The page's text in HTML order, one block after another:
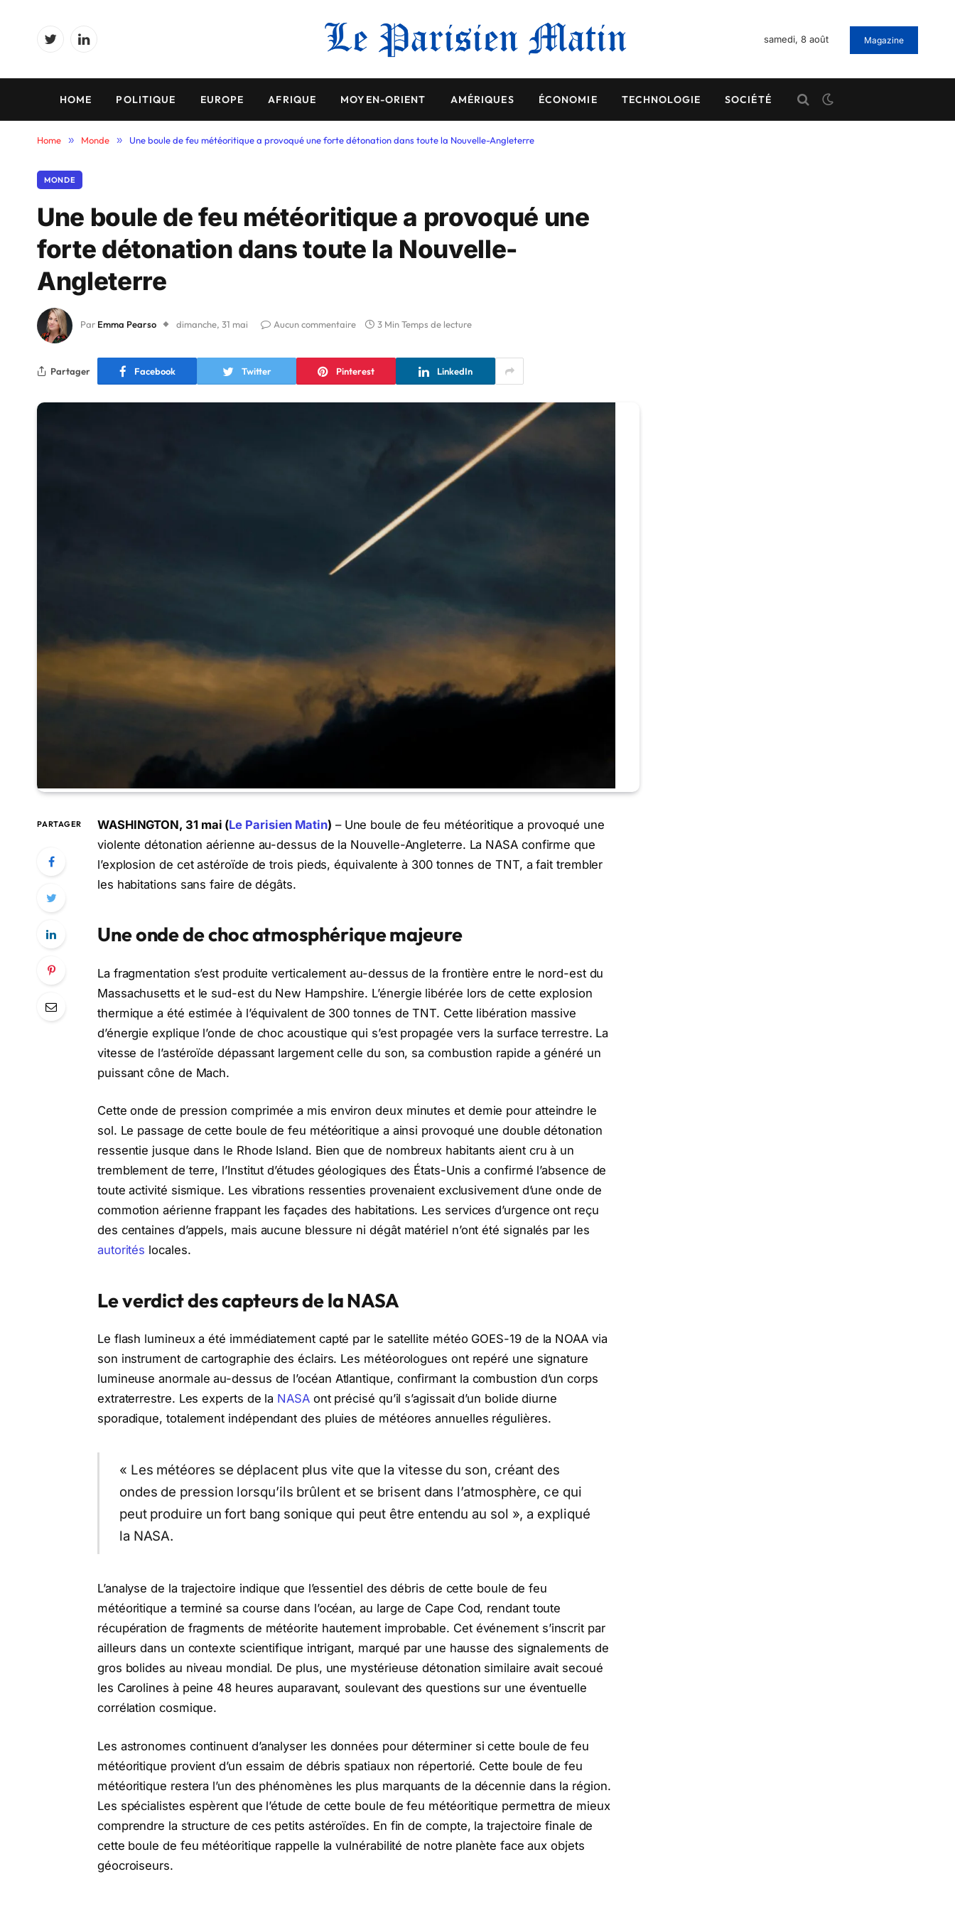
TwitterLinkedIn
samedi, 8 août Magazine
HOME POLITIQUE EUROPE AFRIQUE MOYEN-ORIENT AMÉRIQUES ÉCONOMIE TECHNOLOGIE SOCIÉTÉ
Home » Monde » Une boule de feu météoritique a provoqué une forte détonation dans toute la Nouvelle-Angleterre
MONDE
Une boule de feu météoritique a provoqué une
forte détonation dans toute la Nouvelle-
Angleterre
Par Emma Pearso dimanche, 31 mai Aucun commentaire 3 Min Temps de lecture
Partager Facebook Twitter Pinterest LinkedIn
PARTAGER WASHINGTON, 31 mai (Le Parisien Matin) – Une boule de feu météoritique a provoqué une
violente détonation aérienne au-dessus de la Nouvelle-Angleterre. La NASA confirme que
l’explosion de cet astéroïde de trois pieds, équivalente à 300 tonnes de TNT, a fait trembler
les habitations sans faire de dégâts.
Une onde de choc atmosphérique majeure
La fragmentation s’est produite verticalement au-dessus de la frontière entre le nord-est du
Massachusetts et le sud-est du New Hampshire. L’énergie libérée lors de cette explosion
thermique a été estimée à l’équivalent de 300 tonnes de TNT. Cette libération massive
d’énergie explique l’onde de choc acoustique qui s’est propagée vers la surface terrestre. La
vitesse de l’astéroïde dépassant largement celle du son, sa combustion rapide a généré un
puissant cône de Mach.
Cette onde de pression comprimée a mis environ deux minutes et demie pour atteindre le
sol. Le passage de cette boule de feu météoritique a ainsi provoqué une double détonation
ressentie jusque dans le Rhode Island. Bien que de nombreux habitants aient cru à un
tremblement de terre, l’Institut d’études géologiques des États-Unis a confirmé l’absence de
toute activité sismique. Les vibrations ressenties provenaient exclusivement d’une onde de
commotion aérienne frappant les façades des habitations. Les services d’urgence ont reçu
des centaines d’appels, mais aucune blessure ni dégât matériel n’ont été signalés par les
autorités locales.
Le verdict des capteurs de la NASA
Le flash lumineux a été immédiatement capté par le satellite météo GOES-19 de la NOAA via
son instrument de cartographie des éclairs. Les météorologues ont repéré une signature
lumineuse anormale au-dessus de l’océan Atlantique, confirmant la combustion d’un corps
extraterrestre. Les experts de la NASAont précisé qu’il s’agissait d’un bolide diurne
sporadique, totalement indépendant des pluies de météores annuelles régulières.
« Les météores se déplacent plus vite que la vitesse du son, créant des
ondes de pression lorsqu’ils brûlent et se brisent dans l’atmosphère, ce qui
peut produire un fort bang sonique qui peut être entendu au sol », a expliqué
la NASA.
L’analyse de la trajectoire indique que l’essentiel des débris de cette boule de feu
météoritique a terminé sa course dans l’océan, au large de Cape Cod, rendant toute
récupération de fragments de météorite hautement improbable. Cet événement s’inscrit par
ailleurs dans un contexte scientifique intrigant, marqué par une hausse des signalements de
gros bolides au niveau mondial. De plus, une mystérieuse détonation similaire avait secoué
les Carolines à peine 48 heures auparavant, soulevant des questions sur une éventuelle
corrélation cosmique.
Les astronomes continuent d’analyser les données pour déterminer si cette boule de feu
météoritique provient d’un essaim de débris spatiaux non répertorié. Cette boule de feu
météoritique restera l’un des phénomènes les plus marquants de la décennie dans la région.
Les spécialistes espèrent que l’étude de cette boule de feu météoritique permettra de mieux
comprendre la structure de ces petits astéroïdes. En fin de compte, la trajectoire finale de
cette boule de feu météoritique rappelle la vulnérabilité de notre planète face aux objets
géocroiseurs.